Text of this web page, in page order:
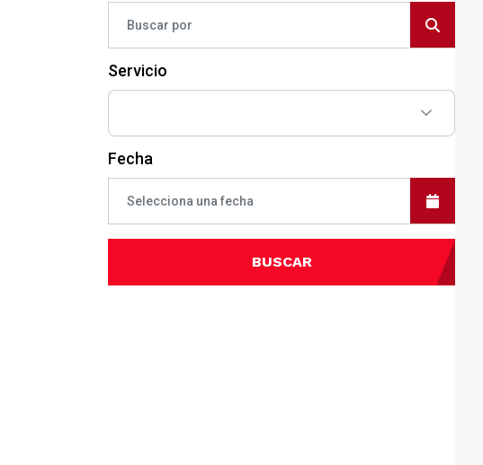
Servicio
Fecha
BUSCAR